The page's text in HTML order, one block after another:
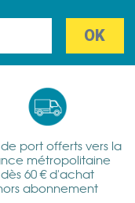
de port offerts vers la
métropolitaine
dès 60 € d'achat
abonnement